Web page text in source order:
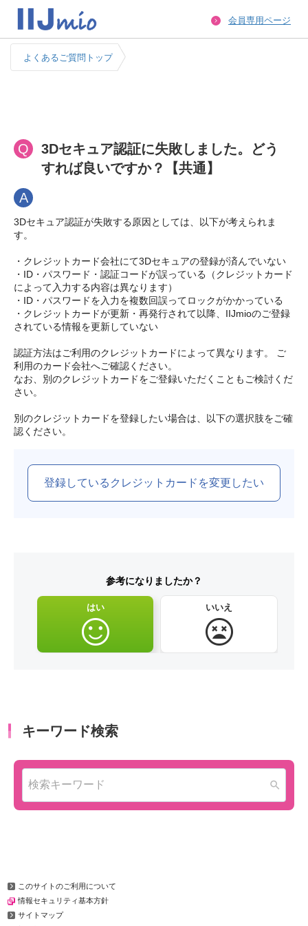
会員専用ページ
よくあるご質問トップ
Q
3Dセキュア認証に失敗しました。どう
すれば良いですか？【共通】
A
3Dセキュア認証が失敗する原因としては、以下が考えられま
す。
・クレジットカード会社にて3Dセキュアの登録が済んでいない
・ID・パスワード・認証コードが誤っている（クレジットカード
によって入力する内容は異なります）
・ID・パスワードを入力を複数回誤ってロックがかかっている
・クレジットカードが更新・再発行されて以降、IIJmioのご登録
されている情報を更新していない
認証方法はご利用のクレジットカードによって異なります。 ご
利用のカード会社へご確認ください。
なお、別のクレジットカードをご登録いただくこともご検討くだ
さい。
別のクレジットカードを登録したい場合は、以下の選択肢をご確
認ください。
登録しているクレジットカードを変更したい
参考になりましたか？
はい いいえ
このサイトのご利用について
情報セキュリティ基本方針
サイトマップ